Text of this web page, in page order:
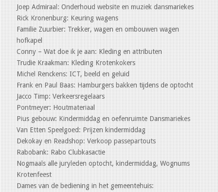
Joep Admiraal: Onderhoud website en muziek dansmariekes
Rick Kronenburg: Keuring wagens
Familie Zuurbier: Trekker, wagen en ombouwen wagen
hofkapel
Conny – Wat doe ik je aan: Kleding en attributen
Trudie Kraakman: Kleding Krotenkokers
Michel Renckens: ICT, beeld en geluid
Frank en Paul Baas: Hamburgers bakken tijdens de optocht
Jacco Timp: Verkeersregelaars
Pontmeyer: Houtmateriaal
Pius gebouw: Kindermiddag en oefenruimte Dansmariekes
Van Etten Speelgoed: Prijzen kindermiddag
Dekokay en Readshop: Verkoop passepartouts
Rabobank: Rabo Clubkasactie
Nogmaals alle juryleden optocht, kindermiddag, Wognums
Krotenfeest
Dames van de bediening in het gemeentehuis: